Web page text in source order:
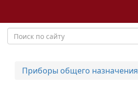
Приборы общего назначения